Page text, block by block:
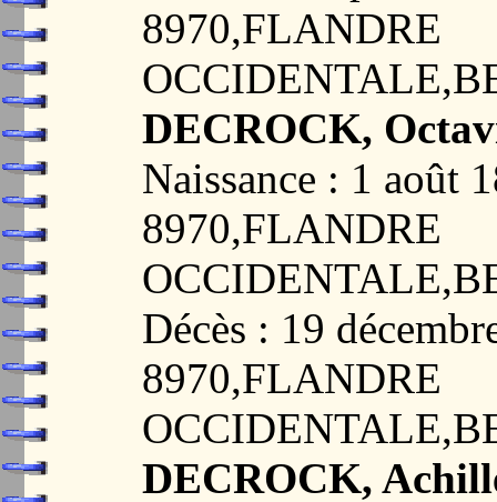
8970,FLANDRE
DECROCK,
Naissance : 1 août
8970,FLANDRE
Décès : 19
8970,FLANDRE
DECROCK,